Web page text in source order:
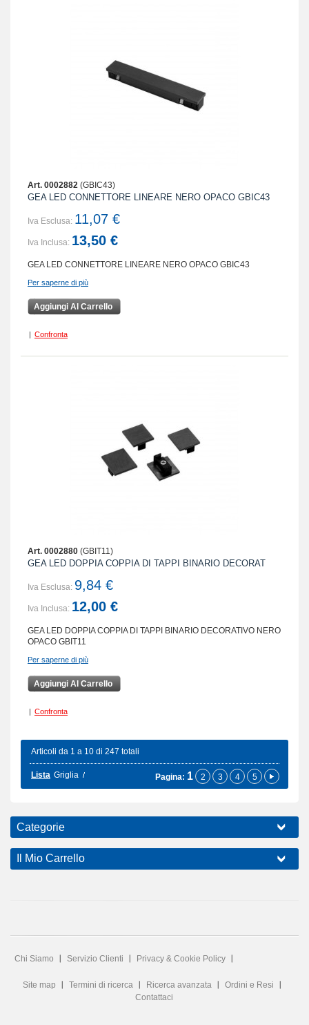
Art. 0002882 (GBIC43)
GEA LED CONNETTORE LINEARE NERO OPACO GBIC43
Iva Esclusa: 11,07 €
Iva Inclusa: 13,50 €
GEA LED CONNETTORE LINEARE NERO OPACO GBIC43
Per saperne di più
Aggiungi Al Carrello
| Confronta
Art. 0002880 (GBIT11)
GEA LED DOPPIA COPPIA DI TAPPI BINARIO DECORAT
Iva Esclusa: 9,84 €
Iva Inclusa: 12,00 €
GEA LED DOPPIA COPPIA DI TAPPI BINARIO DECORATIVO NERO
OPACO GBIT11
Per saperne di più
Aggiungi Al Carrello
| Confronta
Articoli da 1 a 10 di 247 totali
Lista Griglia Pagina: 1 2 3 4 5
Categorie
Il Mio Carrello
Chi Siamo Servizio Clienti Privacy & Cookie Policy
Site map Termini di ricerca Ricerca avanzata
Ordini e Resi
Contattaci